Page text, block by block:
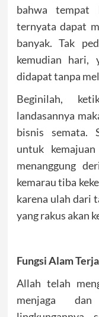
bahwa tempat
ternyata dapat
banyak. Tak
kemudian hari,
didapat tanpa
Beginilah,
landasannya
bisnis semata.
untuk
menanggung
kemarau tiba
karena ulah dari
yang rakus akan
Fungsi Alam
Allah telah
menjaga